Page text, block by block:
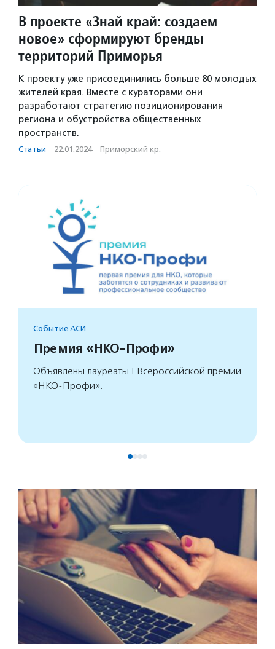
В проекте «Знай край: создаем
новое» сформируют бренды
территорий Приморья
К проекту уже присоединились больше 80 молодых
жителей края. Вместе с кураторами они
разработают стратегию позиционирования
региона и обустройства общественных
пространств.
Статьи · 22.01.2024 · Приморский кр.
Событие АСИ
Премия «НКО-Профи»
Объявлены лауреаты I Всероссийской премии
«НКО-Профи».